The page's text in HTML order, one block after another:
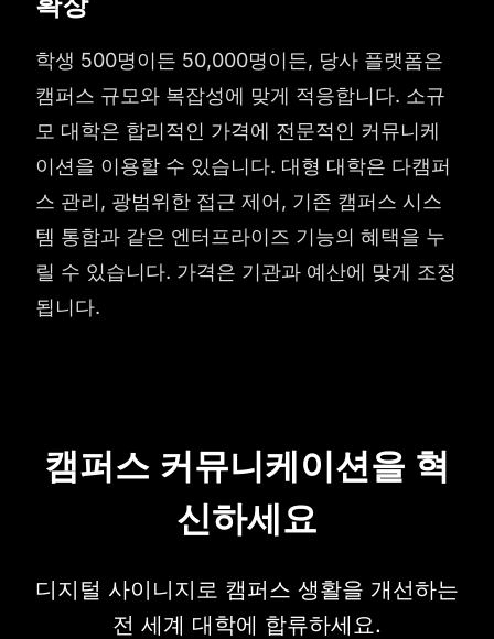
학생 500명이든 50,000명이든, 당사 플랫폼은
캠퍼스 규모와 복잡성에 맞게 적응합니다. 소규
모 대학은 합리적인 가격에 전문적인 커뮤니케
이션을 이용할 수 있습니다. 대형 대학은 다캠퍼
스 관리, 광범위한 접근 제어, 기존 캠퍼스 시스
템 통합과 같은 엔터프라이즈 기능의 혜택을 누
릴 수 있습니다. 가격은 기관과 예산에 맞게 조정
됩니다.
캠퍼스 커뮤니케이션을 혁
신하세요
디지털 사이니지로 캠퍼스 생활을 개선하는
전 세계 대학에 합류하세요.